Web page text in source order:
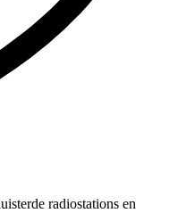
radiostations en